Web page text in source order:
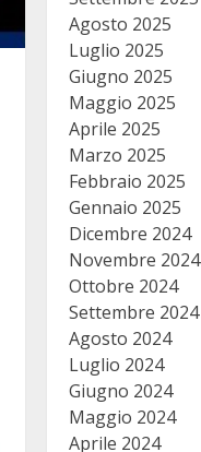
Agosto 2025
Luglio 2025
Giugno 2025
Maggio 2025
Aprile 2025
Marzo 2025
Febbraio 2025
Gennaio 2025
Dicembre 2024
Novembre 2024
Ottobre 2024
Settembre 2024
Agosto 2024
Luglio 2024
Giugno 2024
Maggio 2024
Aprile 2024